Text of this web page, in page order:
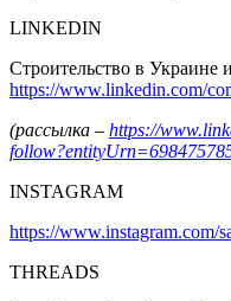
LINKEDIN
Строительство в Украине
https://www.linkedin.com/
(рассылка – https://
INSTAGRAM
https://www.instagram.com/
THREADS